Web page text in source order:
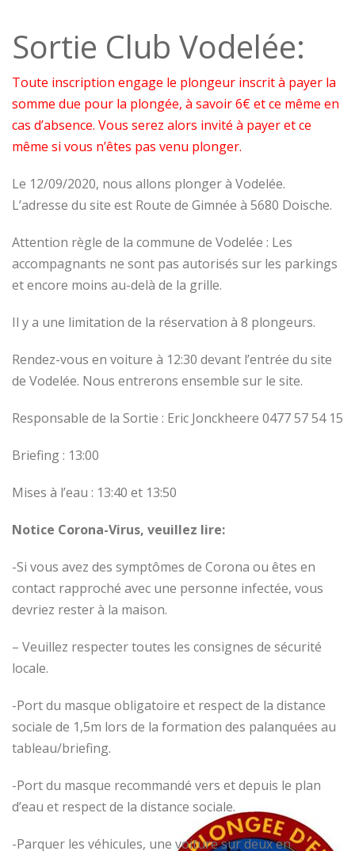
Sortie Club Vodelée:
Toute inscription engage le plongeur inscrit à payer la
somme due pour la plongée, à savoir 6€ et ce même en
cas d’absence. Vous serez alors invité à payer et ce
même si vous n’êtes pas venu plonger.
Le 12/09/2020, nous allons plonger à Vodelée.
L’adresse du site est Route de Gimnée à 5680 Doische.
Attention règle de la commune de Vodelée : Les
accompagnants ne sont pas autorisés sur les parkings
et encore moins au-delà de la grille.
Il y a une limitation de la réservation à 8 plongeurs.
Rendez-vous en voiture à 12:30 devant l’entrée du site
de Vodelée. Nous entrerons ensemble sur le site.
Responsable de la Sortie : Eric Jonckheere 0477 57 54 15
Briefing : 13:00
Mises à l’eau : 13:40 et 13:50
Notice Corona-Virus, veuillez lire:
-Si vous avez des symptômes de Corona ou êtes en
contact rapproché avec une personne infectée, vous
devriez rester à la maison.
– Veuillez respecter toutes les consignes de sécurité
locale.
-Port du masque obligatoire et respect de la distance
sociale de 1,5m lors de la formation des palanquées au
tableau/briefing.
-Port du masque recommandé vers et depuis le plan
d’eau et respect de la distance sociale.
-Parquer les véhicules, une voiture sur deux en